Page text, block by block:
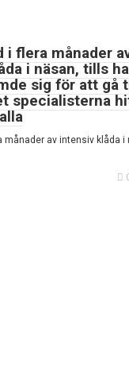
i flera månader
i näsan, tills
sig för att gå
specialisterna
månader av intensiv klåda i